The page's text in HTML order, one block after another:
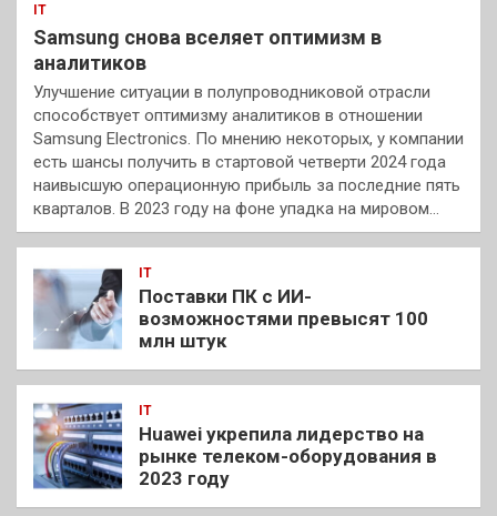
IT
Samsung снова вселяет оптимизм в
аналитиков
Улучшение ситуации в полупроводниковой отрасли
способствует оптимизму аналитиков в отношении
Samsung Electronics. По мнению некоторых, у компании
есть шансы получить в стартовой четверти 2024 года
наивысшую операционную прибыль за последние пять
кварталов. В 2023 году на фоне упадка на мировом…
IT
Поставки ПК с ИИ-
возможностями превысят 100
млн штук
IT
Huawei укрепила лидерство на
рынке телеком-оборудования в
2023 году